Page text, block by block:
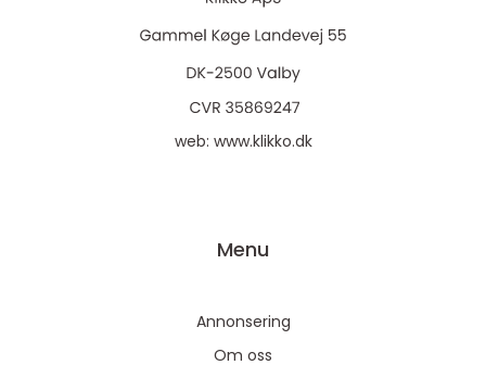
web: www.klikko.dk
Menu
Annonsering
Om oss